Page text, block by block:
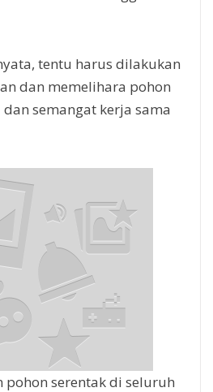
tentu harus dilakukan
dan memelihara pohon
semangat kerja sama
pohon serentak di seluruh